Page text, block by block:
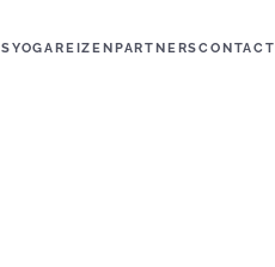
YOGAREIZENPARTNERSCONTACT